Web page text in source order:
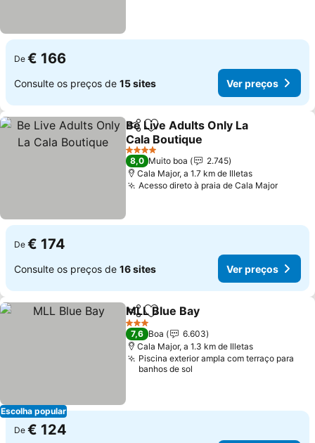
De € 166
Consulte os preços de 15 sites Ver preços
PartilharAdicionar aos favoritos
Be Live Adults Only La
Cala Boutique
4 Estrelas
8,0 Muito boa
2.745
Cala Major, a 1.7 km de Illetas
Acesso direto à praia de Cala Major
De € 174
Consulte os preços de 16 sites Ver preços
Escolha popular
PartilharAdicionar aos favoritos
MLL Blue Bay
3 Estrelas
7,6 Boa
6.603
Cala Major, a 1.3 km de Illetas
Piscina exterior ampla com terraço para
banhos de sol
De € 124